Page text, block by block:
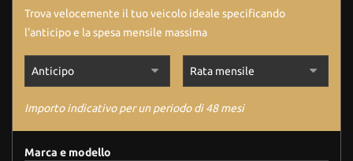
CONTATTI
Trova velocemente il tuo veicolo ideale specificando
l'anticipo e la spesa mensile massima
Importo indicativo per un periodo di 48 mesi
Marca e modello